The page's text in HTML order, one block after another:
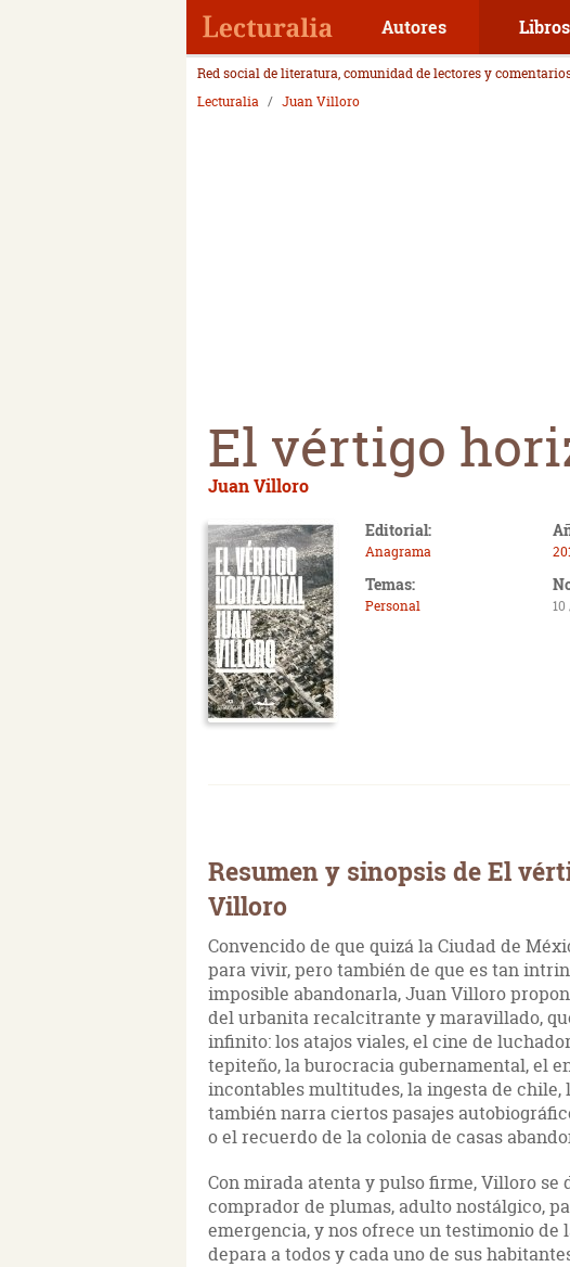
Autores Libros
Red social de literatura, comunidad de lectores y
Lecturalia
Juan Villoro
El vértigo
Juan Villoro
Editorial:
Anagrama
Temas:
Personal 10
Resumen y sinopsis de El
Villoro
Convencido de que quizá la Ciudad de
para vivir, pero también de que es tan
imposible abandonarla, Juan Villoro
del urbanita recalcitrante y maravillado,
infinito: los atajos viales, el cine de
tepiteño, la burocracia gubernamental, el
incontables multitudes, la ingesta de chile,
también narra ciertos pasajes
o el recuerdo de la colonia de casas
Con mirada atenta y pulso firme, Villoro se
comprador de plumas, adulto nostálgico,
emergencia, y nos ofrece un testimonio
depara a todos y cada uno de sus